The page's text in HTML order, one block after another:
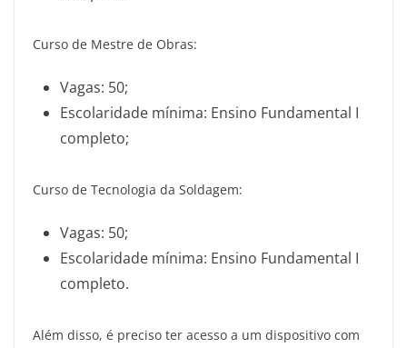
Curso de Mestre de Obras:
Vagas: 50;
Escolaridade mínima: Ensino Fundamental I
completo;
Curso de Tecnologia da Soldagem:
Vagas: 50;
Escolaridade mínima: Ensino Fundamental I
completo.
Além disso, é preciso ter acesso a um dispositivo com